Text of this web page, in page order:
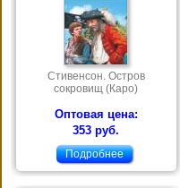
Стивенсон. Остров
сокровищ (Каро)
Оптовая цена:
353 руб.
Подробнее